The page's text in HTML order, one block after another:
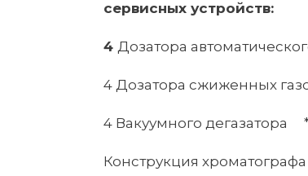
сервисных устройств:
4 Дозатора
4 Дозатора сжиженных
4 Вакуумного
Конструкция